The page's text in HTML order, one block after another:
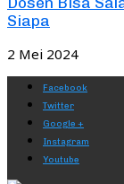
Siapa
2 Mei 2024
Facebook
Twitter
Google +
Instagram
Youtube